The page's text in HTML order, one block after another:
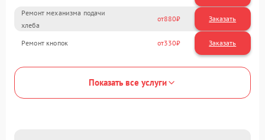
Ремонт механизма подачи
хлеба
880
Ремонт кнопок 330
Показать все услуги